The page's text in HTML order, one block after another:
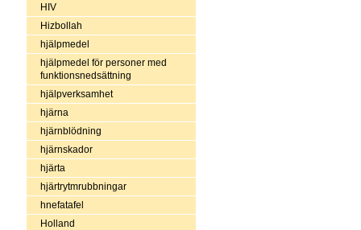
HIV
Hizbollah
hjälpmedel
hjälpmedel för personer med
funktionsnedsättning
hjälpverksamhet
hjärna
hjärnblödning
hjärnskador
hjärta
hjärtrytmrubbningar
hnefatafel
Holland